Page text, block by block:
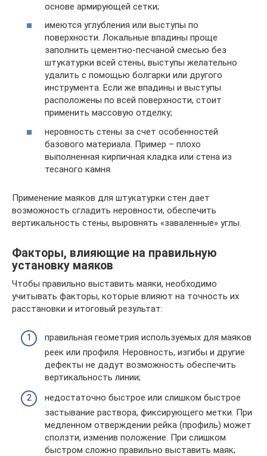
основе армирующей сетки;
имеются углубления или выступы по
поверхности. Локальные впадины проще
заполнить цементно-песчаной смесью без
штукатурки всей стены, выступы желательно
удалить с помощью болгарки или другого
инструмента. Если же впадины и выступы
расположены по всей поверхности, стоит
применить массовую отделку;
неровность стены за счет особенностей
базового материала. Пример – плохо
выполненная кирпичная кладка или стена из
тесаного камня.
Применение маяков для штукатурки стен дает
возможность сгладить неровности, обеспечить
вертикальность стены, выровнять «заваленные» углы.
Факторы, влияющие на правильную
установку маяков
Чтобы правильно выставить маяки, необходимо
учитывать факторы, которые влияют на точность их
расстановки и итоговый результат:
правильная геометрия используемых для маяков
реек или профиля. Неровность, изгибы и другие
дефекты не дадут возможность обеспечить
вертикальность линии;
недостаточно быстрое или слишком быстрое
застывание раствора, фиксирующего метки. При
медленном отверждении рейка (профиль) может
сползти, изменив положение. При слишком
быстром сложно правильно выставить маяк;